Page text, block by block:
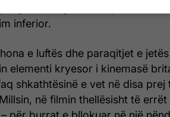
nga të burgosurit e tjerë,
inferior.
e luftës dhe paraqitjet e
elementi kryesor i kinemasë
shkathtësinë e vet në disa prej
në filmin thellësisht të errët